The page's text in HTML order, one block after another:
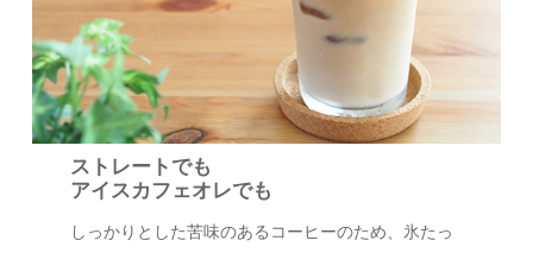
ストレートでも
アイスカフェオレでも
しっかりとした苦味のあるコーヒーのため、氷たっ